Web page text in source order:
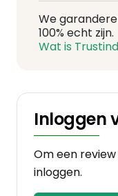
We
100% echt zijn.
Wat is
Inloggen
Om een
inloggen.